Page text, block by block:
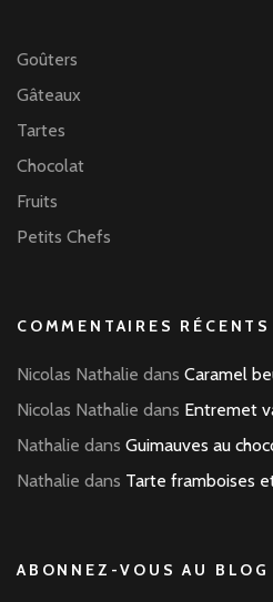
Goûters
Gâteaux
Tartes
Chocolat
Fruits
Petits Chefs
COMMENTAIRES RÉCENTS
Nicolas Nathalie dans Caramel
Nicolas Nathalie dans Entremet
Nathalie dans Guimauves au
Nathalie dans Tarte framboises
ABONNEZ-VOUS AU BLOG